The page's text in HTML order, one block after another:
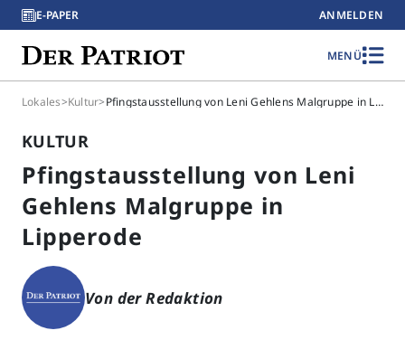
E-PAPER ANMELDEN
MENÜ
Lokales>Kultur> Pfingstausstellung von Leni Gehlens Malgruppe in Lipperode
KULTUR
Pfingstausstellung von Leni
Gehlens Malgruppe in
Lipperode
Von der Redaktion